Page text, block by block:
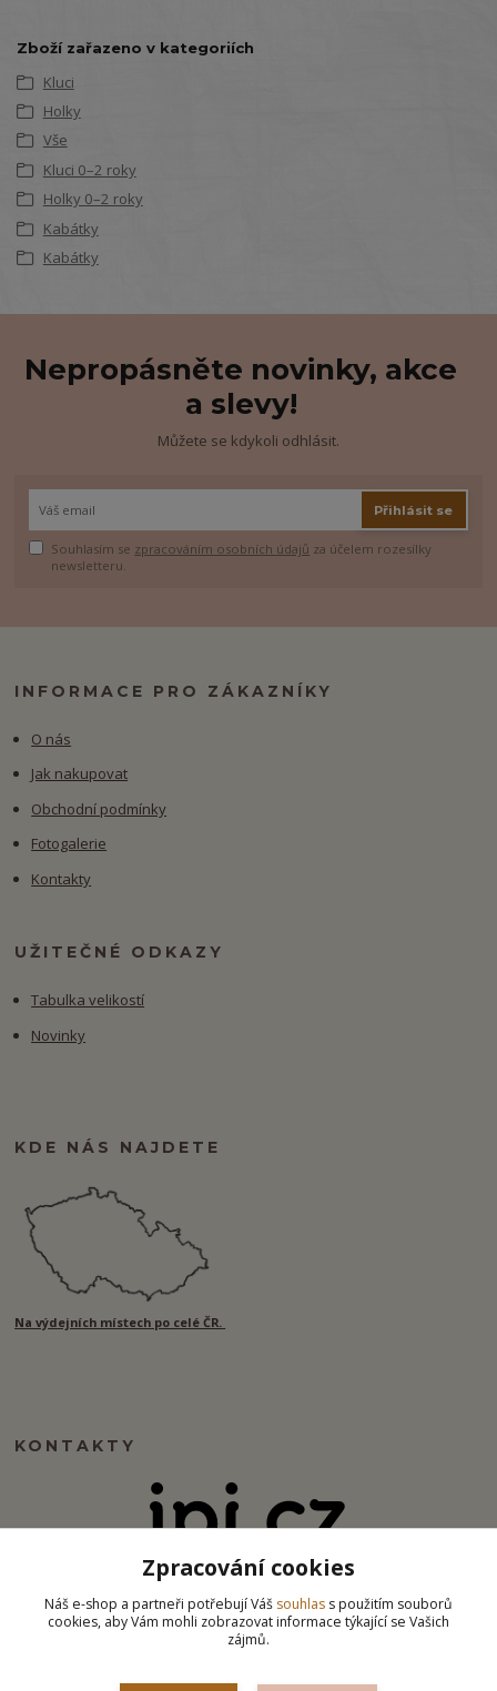
Zboží zařazeno v kategoriích
Kluci
Holky
Vše
Kluci 0–2 roky
Holky 0–2 roky
Kabátky
Kabátky
Nepropásněte novinky, akce
a slevy!
Můžete se kdykoli odhlásit.
Přihlásit se
Souhlasím se zpracováním osobních údajů za účelem rozesílky
newsletteru.
INFORMACE PRO ZÁKAZNÍKY
O nás
Jak nakupovat
Obchodní podmínky
Fotogalerie
Kontakty
UŽITEČNÉ ODKAZY
Tabulka velikostí
Novinky
KDE NÁS NAJDETE
Na výdejních místech po celé ČR.
KONTAKTY
info@ipj.cz
Zpracování cookies
Náš e-shop a partneři potřebují Váš souhlas s použitím souborů
cookies, aby Vám mohli zobrazovat informace týkající se Vašich
zájmů.